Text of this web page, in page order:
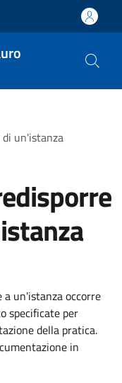
di un'istanza
a un'istanza occorre
specificate per
della pratica.
in